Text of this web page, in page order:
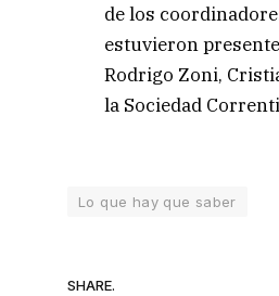
de los
estuvieron
Rodrigo Zoni,
la Sociedad
Lo que hay que saber
SHARE.